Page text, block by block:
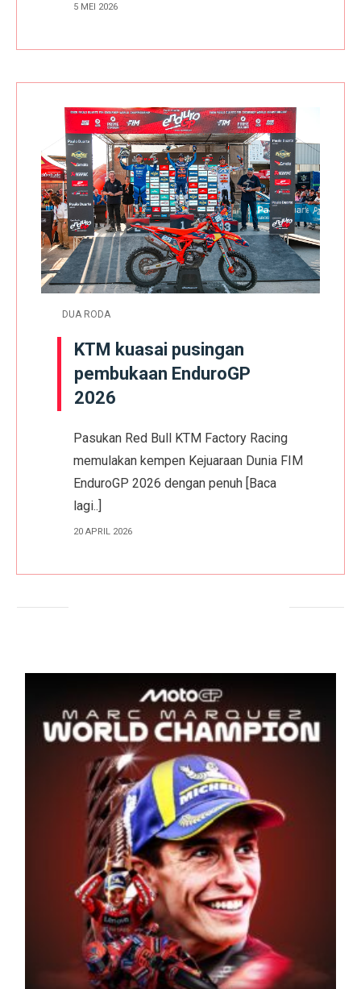
5 MEI 2026
DUA RODA
KTM kuasai pusingan
pembukaan EnduroGP
2026
Pasukan Red Bull KTM Factory Racing
memulakan kempen Kejuaraan Dunia FIM
EnduroGP 2026 dengan penuh [Baca
lagi..]
20 APRIL 2026